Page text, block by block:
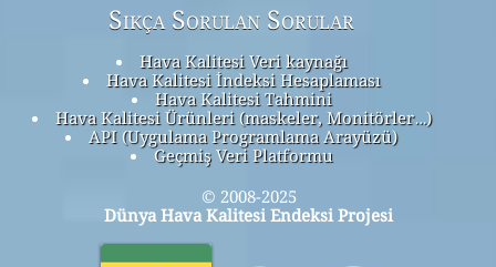
Sıkça Sorulan Sorular
Hava Kalitesi Veri kaynağı
Hava Kalitesi İndeksi Hesaplaması
Hava Kalitesi Tahmini
Hava Kalitesi Ürünleri (maskeler, Monitörler…)
API (Uygulama Programlama Arayüzü)
Geçmiş Veri Platformu
© 2008-2025
Dünya Hava Kalitesi Endeksi Projesi